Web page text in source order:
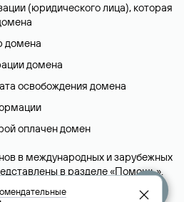
(юридического лица), которая
домена
домена
освобождения домена
оплачен домен
в международных и зарубежных
в разделе «Помощь».
сервиса